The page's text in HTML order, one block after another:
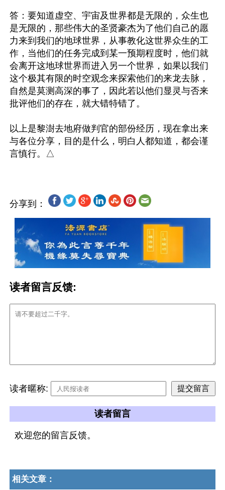
答：要知道虚空、宇宙及世界都是无限的，众生也
是无限的，那些伟大的圣贤豪杰为了他们自己的愿
力来到我们的地球世界，从事教化这世界众生的工
作，当他们的任务完成到某一预期程度时，他们就
会离开这地球世界而进入另一个世界，如果以我们
这个极其有限的时空观念来探索他们的来龙去脉，
自然是莫测高深的事了，因此若以他们显灵与否来
批评他们的存在，就大错特错了。
以上是黎澍去地府做判官的部份经历，现在拿出来
与各位分享，目的是什么，明白人都知道，都会谨
分享到：
读者留言反馈:
读者暱称:
读者留言
欢迎您的留言反馈。
相关文章：